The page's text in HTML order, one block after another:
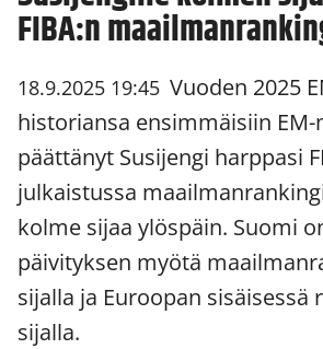
FIBA:n
18.9.2025 19:45 Vuoden 2025
historiansa ensimmäisiin
päättänyt Susijengi harppasi
julkaistussa
kolme sijaa ylöspäin. Suomi
päivityksen myötä
sijalla ja Euroopan sisäisessä
sijalla.